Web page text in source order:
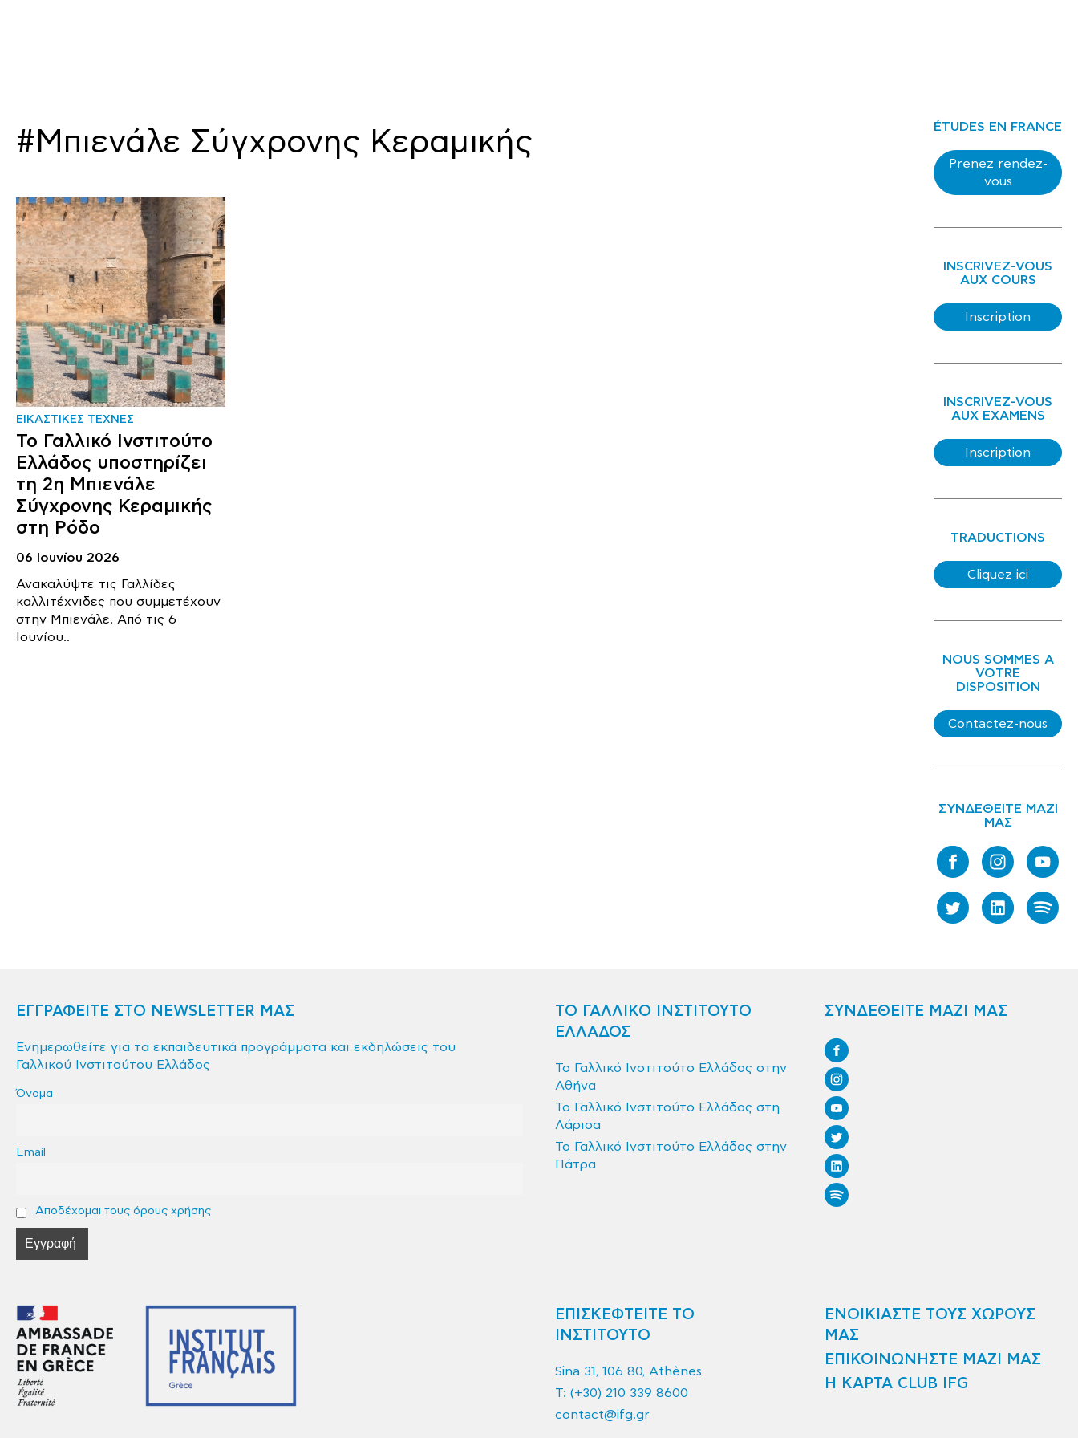
#Μπιενάλε Σύγχρονης Κεραμικής
ΕΙΚΑΣΤΙΚΕΣ ΤΕΧΝΕΣ
Το Γαλλικό Ινστιτούτο
Ελλάδος υποστηρίζει
τη 2η Μπιενάλε
Σύγχρονης Κεραμικής
στη Ρόδο
06 Ιουνίου 2026
Ανακαλύψτε τις Γαλλίδες
καλλιτέχνιδες που συμμετέχουν
στην Μπιενάλε. Από τις 6
Ιουνίου..
ÉTUDES EN FRANCE
Prenez rendez-
vous
INSCRIVEZ-VOUS
AUX COURS
Inscription
INSCRIVEZ-VOUS
AUX EXAMENS
Inscription
TRADUCTIONS
Cliquez ici
NOUS SOMMES A
VOTRE
DISPOSITION
Contactez-nous
ΣΥΝΔΕΘΕΙΤΕ ΜΑΖΙ
ΜΑΣ
ΕΓΓΡΑΦΕΙΤΕ ΣΤΟ NEWSLETTER ΜΑΣ
Ενημερωθείτε για τα εκπαιδευτικά προγράμματα και εκδηλώσεις του
Γαλλικού Ινστιτούτου Ελλάδος
Όνομα
Email
Αποδέχομαι τους όρους χρήσης
ΤΟ ΓΑΛΛΙΚΟ ΙΝΣΤΙΤΟΥΤΟ
ΕΛΛΑΔΟΣ
Το Γαλλικό Ινστιτούτο Ελλάδος στην
Αθήνα
Το Γαλλικό Ινστιτούτο Ελλάδος στη
Λάρισα
Το Γαλλικό Ινστιτούτο Ελλάδος στην
Πάτρα
ΣΥΝΔΕΘΕΙΤΕ ΜΑΖΙ ΜΑΣ
ΕΠΙΣΚΕΦΤΕΙΤΕ ΤΟ
ΙΝΣΤΙΤΟΥΤΟ
Sina 31, 106 80, Athènes
T: (+30) 210 339 8600
contact@ifg.gr
ΕΝΟΙΚΙΑΣΤΕ ΤΟΥΣ ΧΩΡΟΥΣ
ΜΑΣ
ΕΠΙΚΟΙΝΩΝΗΣΤΕ ΜΑΖΙ ΜΑΣ
Η ΚΑΡΤΑ CLUB IFG